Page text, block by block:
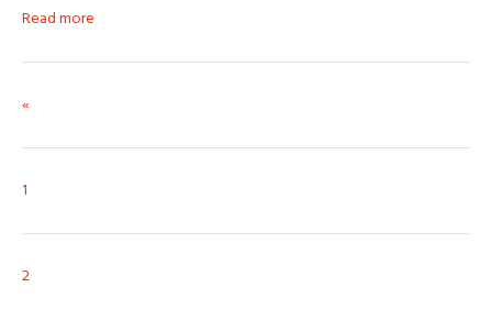
Read more
«
1
2